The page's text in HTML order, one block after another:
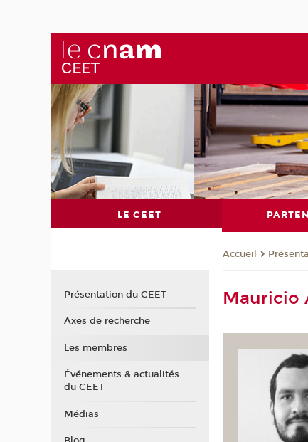
LE CEET
Accueil
Mauricio
Présentation du CEET
Axes de recherche
Les membres
Événements & actualités
du CEET
Médias